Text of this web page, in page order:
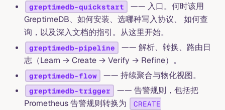
greptimedb-quickstart
—— 入口。何时该用
GreptimeDB、如何安装、选哪种写入协议、 如何查
询，以及深入文档的指引。从这里开始。
greptimedb-pipeline
—— 解析、转换、路由日
志（Learn → Create → Verify → Refine）。
greptimedb-flow —— 持续聚合与物化视图。
greptimedb-trigger
—— 告警规则，包括把
Prometheus 告警规则转换为
CREATE